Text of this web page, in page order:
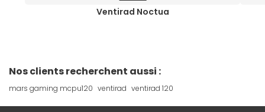
Ventirad Noctua
Nos clients recherchent aussi :
mars gaming mcpu120 ventirad ventirad 120